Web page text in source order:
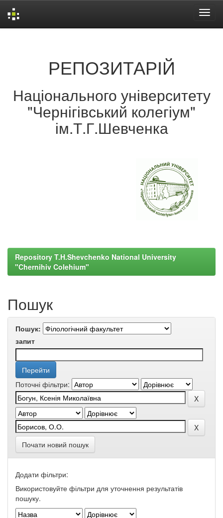
РЕПОЗИТАРІЙ
Національного університету
"Чернігівський колегіум"
ім.Т.Г.Шевченка
Repository T.H.Shevchenko National University
"Chernihiv Colehium"
Пошук
Пошук:
запит
Поточні фільтри:
Почати новий пошук
Додати фільтри:
Використовуйте фільтри для уточнення результатів
пошуку.